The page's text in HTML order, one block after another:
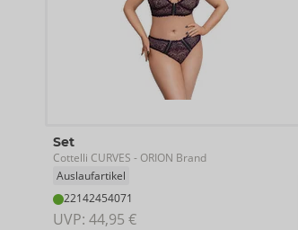
Set
Cottelli CURVES - ORION Brand
Auslaufartikel
22142454071
UVP: 44,95 €